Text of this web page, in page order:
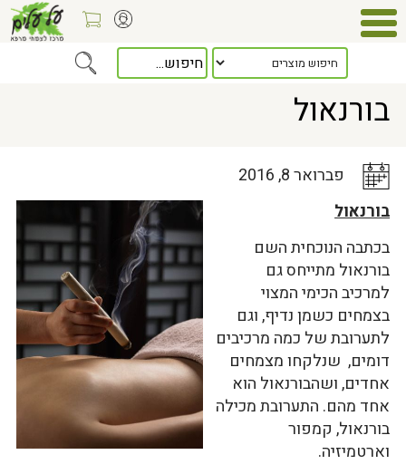
כלל המאמרים> בורנאול
בורנאול
פברואר 8, 2016
בורנאול
בכתבה הנוכחית השם
בורנאול מתייחס גם
למרכיב הכימי המצוי
בצמחים כשמן נדיף, וגם
לתערובת של כמה מרכיבים
דומים, שנלקחו מצמחים
אחדים, ושהבורנאול הוא
אחד מהם. התערובת מכילה
בורנאול, קמפור
וארטמיזיה.